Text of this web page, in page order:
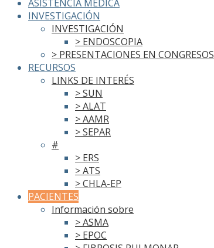
ASISTENCIA MÉDICA
INVESTIGACIÓN
INVESTIGACIÓN
> ENDOSCOPIA
> PRESENTACIONES EN CONGRESOS
RECURSOS
LINKS DE INTERÉS
> SUN
> ALAT
> AAMR
> SEPAR
#
> ERS
> ATS
> CHLA-EP
PACIENTES
Información sobre
> ASMA
> EPOC